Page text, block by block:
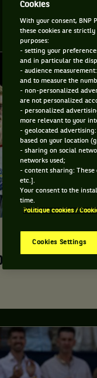
Cookies
With your consent, BNP
these cookies are
purposes:
- setting your
and in particular the
- audience
and to measure the
- non-personalized
are not personalized
- personalized
more relevant to your
- geolocated
based on your location
- sharing on social
networks used;
- content sharing:
etc.].
Your consent to the
time.
Politique cookies /
Cookies Settings